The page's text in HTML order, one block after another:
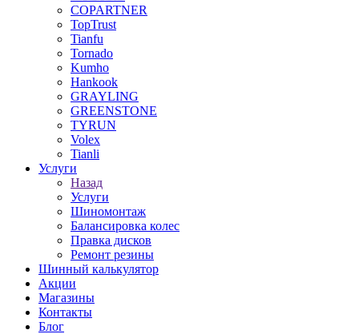
COPARTNER
TopTrust
Tianfu
Tornado
Kumho
Hankook
GRAYLING
GREENSTONE
TYRUN
Volex
Tianli
Услуги
Назад
Услуги
Шиномонтаж
Балансировка колес
Правка дисков
Ремонт резины
Шинный калькулятор
Акции
Магазины
Контакты
Блог